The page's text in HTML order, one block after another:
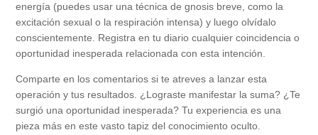
energía (puedes usar una técnica de gnosis breve, como la
excitación sexual o la respiración intensa) y luego olvídalo
conscientemente. Registra en tu diario cualquier coincidencia o
oportunidad inesperada relacionada con esta intención.
Comparte en los comentarios si te atreves a lanzar esta
operación y tus resultados. ¿Lograste manifestar la suma? ¿Te
surgió una oportunidad inesperada? Tu experiencia es una
pieza más en este vasto tapiz del conocimiento oculto.